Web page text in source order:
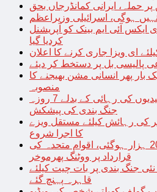
حملہ، ایرانی کمانڈرجاں بحق
ہوگی، اسرائیلی وزیراعظم
ایکس آئی ایم بینک کو آپریشنل
کردیا گیا
ای ویزا جاری کرنے کا اعلان
پالیسی بل پر دستخط کر دیئے
چاند پر ایک بار پھر انسانی مشن بھیجنے کا
منصوبہ
اسرائیل کی حماس کو 35 قیدیوں کی رہائی کے بدلے 7 روزہ
جنگ بندی کی پیشکش
کی رہائش کیلئے مستقل ویزے
کا اجرا شروع
غزہ؛ شہدا کی تعداد 20 ہزار ہوگئی، اقوام متحدہ کی
قرارداد پر ووٹنگ پھرموخر
جنگ بندی پر بات چیت کیلئے
قاہرہ پہنچ گئے